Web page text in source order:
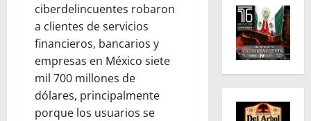
ciberdelincuentes robaron
a clientes de servicios
financieros, bancarios y
empresas en México siete
mil 700 millones de
dólares, principalmente
porque los usuarios se